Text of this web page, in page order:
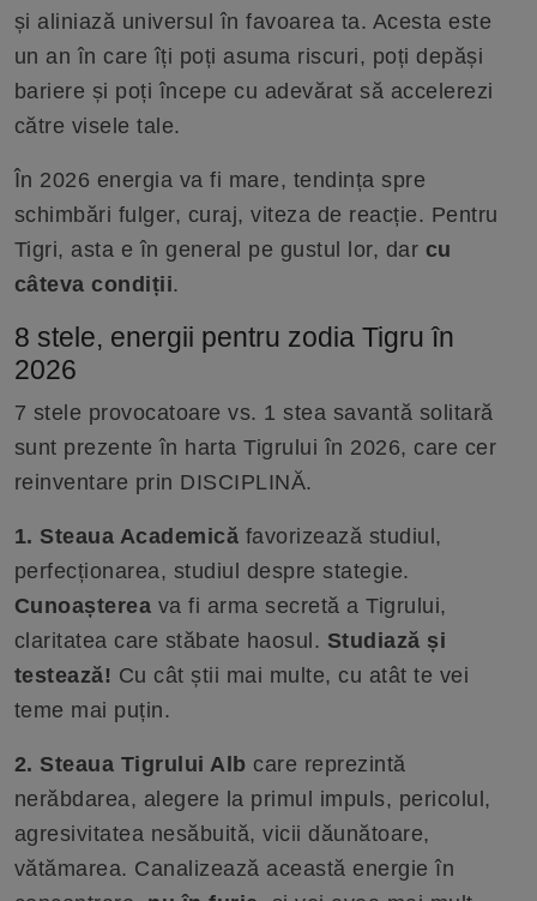
și aliniază universul în favoarea ta. Acesta este
un an în care îți poți asuma riscuri, poți depăși
bariere și poți începe cu adevărat să accelerezi
către visele tale.
În 2026 energia va fi mare, tendința spre
schimbări fulger, curaj, viteza de reacție. Pentru
Tigri, asta e în general pe gustul lor, dar cu
câteva condiții.
8 stele, energii pentru zodia Tigru în
2026
7 stele provocatoare vs. 1 stea savantă solitară
sunt prezente în harta Tigrului în 2026, care cer
reinventare prin DISCIPLINĂ.
1. Steaua Academică favorizează studiul,
perfecționarea, studiul despre stategie.
Cunoașterea va fi arma secretă a Tigrului,
claritatea care stăbate haosul. Studiază și
testează! Cu cât știi mai multe, cu atât te vei
teme mai puțin.
2. Steaua Tigrului Alb care reprezintă
nerăbdarea, alegere la primul impuls, pericolul,
agresivitatea nesăbuită, vicii dăunătoare,
vătămarea. Canalizează această energie în